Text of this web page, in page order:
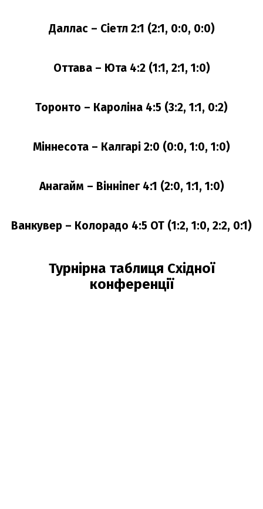
Даллас – Сіетл 2:1 (2:1, 0:0, 0:0)
Оттава – Юта 4:2 (1:1, 2:1, 1:0)
Торонто – Кароліна 4:5 (3:2, 1:1, 0:2)
Міннесота – Калгарі 2:0 (0:0, 1:0, 1:0)
Анагайм – Вінніпег 4:1 (2:0, 1:1, 1:0)
Ванкувер – Колорадо 4:5 ОТ (1:2, 1:0, 2:2, 0:1)
Турнірна таблиця Східної
конференції